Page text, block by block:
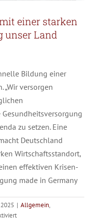
einer starken
unser Land
Bildung einer
versorgen
zu setzen. Eine
Deutschland
Wirtschaftsstandort,
effektiven Krisen-
made in Germany
| Allgemein,
für